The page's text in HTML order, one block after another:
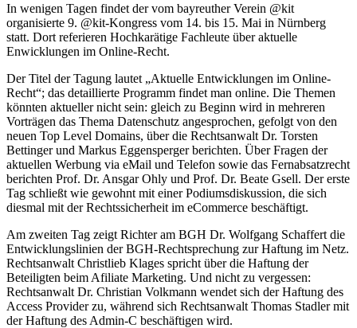
In wenigen Tagen findet der vom bayreuther Verein @kit
organisierte 9. @kit-Kongress vom 14. bis 15. Mai in Nürnberg
statt. Dort referieren Hochkarätige Fachleute über aktuelle
Enwicklungen im Online-Recht.
Der Titel der Tagung lautet „Aktuelle Entwicklungen im Online-
Recht“; das detaillierte Programm findet man online. Die Themen
könnten aktueller nicht sein: gleich zu Beginn wird in mehreren
Vorträgen das Thema Datenschutz angesprochen, gefolgt von den
neuen Top Level Domains, über die Rechtsanwalt Dr. Torsten
Bettinger und Markus Eggensperger berichten. Über Fragen der
aktuellen Werbung via eMail und Telefon sowie das Fernabsatzrecht
berichten Prof. Dr. Ansgar Ohly und Prof. Dr. Beate Gsell. Der erste
Tag schließt wie gewohnt mit einer Podiumsdiskussion, die sich
diesmal mit der Rechtssicherheit im eCommerce beschäftigt.
Am zweiten Tag zeigt Richter am BGH Dr. Wolfgang Schaffert die
Entwicklungslinien der BGH-Rechtsprechung zur Haftung im Netz.
Rechtsanwalt Christlieb Klages spricht über die Haftung der
Beteiligten beim Afiliate Marketing. Und nicht zu vergessen:
Rechtsanwalt Dr. Christian Volkmann wendet sich der Haftung des
Access Provider zu, während sich Rechtsanwalt Thomas Stadler mit
der Haftung des Admin-C beschäftigen wird.